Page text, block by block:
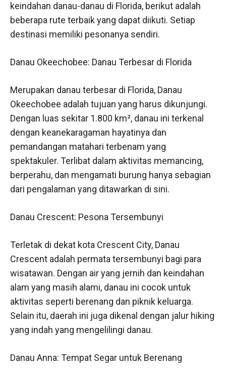
keindahan danau-danau di Florida, berikut adalah
beberapa rute terbaik yang dapat diikuti. Setiap
destinasi memiliki pesonanya sendiri.
Danau Okeechobee: Danau Terbesar di Florida
Merupakan danau terbesar di Florida, Danau
Okeechobee adalah tujuan yang harus dikunjungi.
Dengan luas sekitar 1.800 km², danau ini terkenal
dengan keanekaragaman hayatinya dan
pemandangan matahari terbenam yang
spektakuler. Terlibat dalam aktivitas memancing,
berperahu, dan mengamati burung hanya sebagian
dari pengalaman yang ditawarkan di sini.
Danau Crescent: Pesona Tersembunyi
Terletak di dekat kota Crescent City, Danau
Crescent adalah permata tersembunyi bagi para
wisatawan. Dengan air yang jernih dan keindahan
alam yang masih alami, danau ini cocok untuk
aktivitas seperti berenang dan piknik keluarga.
Selain itu, daerah ini juga dikenal dengan jalur hiking
yang indah yang mengelilingi danau.
Danau Anna: Tempat Segar untuk Berenang